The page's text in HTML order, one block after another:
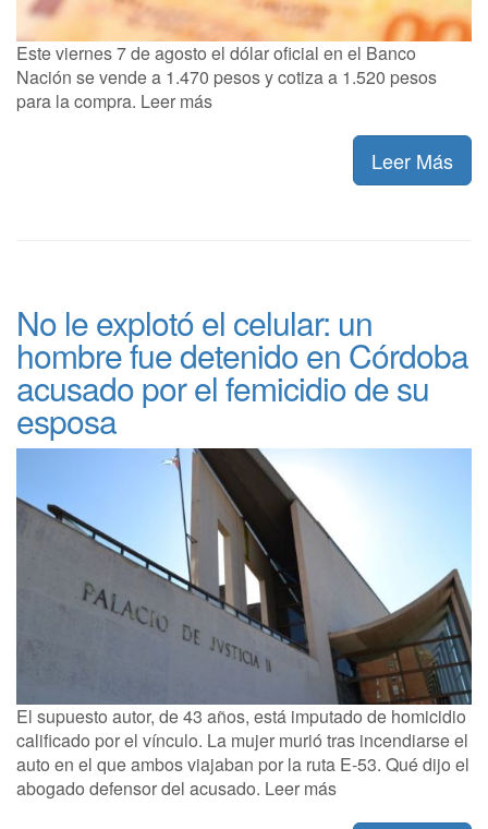
Este viernes 7 de agosto el dólar oficial en el Banco
Nación se vende a 1.470 pesos y cotiza a 1.520 pesos
para la compra. Leer más
Leer Más
No le explotó el celular: un
hombre fue detenido en Córdoba
acusado por el femicidio de su
esposa
El supuesto autor, de 43 años, está imputado de homicidio
calificado por el vínculo. La mujer murió tras incendiarse el
auto en el que ambos viajaban por la ruta E-53. Qué dijo el
abogado defensor del acusado. Leer más